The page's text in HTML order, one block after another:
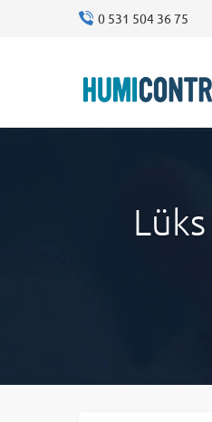
0 531 504 36 75